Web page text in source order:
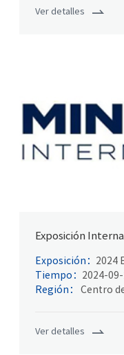
Ver detalles
Exposición
Exposición： 2024
Minería de Las
Tiempo： 2024-
Región：
Centro
Ver detalles